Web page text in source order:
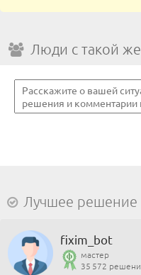
Люди с такой
Лучшее решение
fixim_bot
мастер
35 572